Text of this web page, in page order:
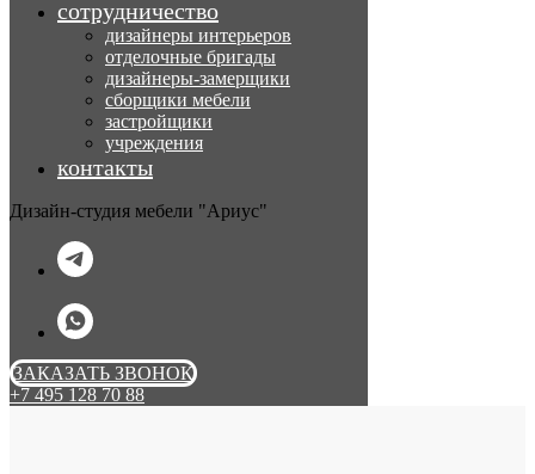
сотрудничество
дизайнеры интерьеров
отделочные бригады
дизайнеры-замерщики
сборщики мебели
застройщики
учреждения
контакты
Дизайн-студия мебели "Ариус"
ЗАКАЗАТЬ ЗВОНОК
+7 495 128 70 88